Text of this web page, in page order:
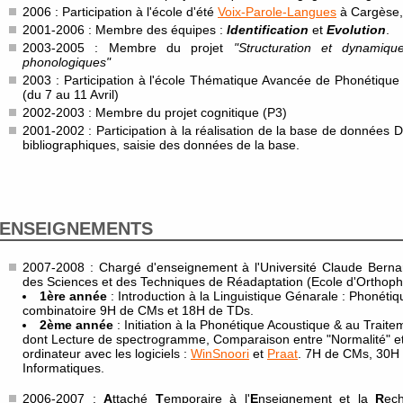
2006 : Participation à l'école d'été Voix-Parole-Langues à
2001-2006 : Membre des équipes : Identification et Evolution
2003-2005 : Membre du projet "Structuration et
phonologiques"
2003 : Participation à l'école Thématique Avancée de
(du 7 au 11 Avril)
2002-2003 : Membre du projet cognitique (P3)
2001-2002 : Participation à la réalisation de la base de données
bibliographiques, saisie des données de la base.
ENSEIGNEMENTS
2007-2008 : Chargé d'enseignement à l'Université Claude
des Sciences et des Techniques de Réadaptation (Ecole
1ère année : Introduction à la Linguistique Génarale :
combinatoire 9H de CMs et 18H de TDs.
2ème année : Initiation à la Phonétique Acoustique & au
dont Lecture de spectrogramme, Comparaison entre "Normalité"
ordinateur avec les logiciels : WinSnoori et Praat . 7H de CMs,
Informatiques.
2006-2007 :Attaché Temporaire à l'Enseignement et la R